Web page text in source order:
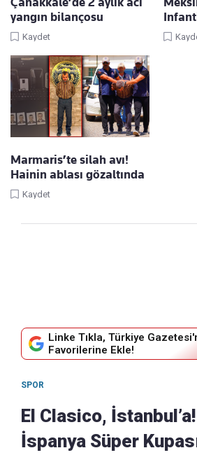
yangın bilançosu
Kaydet
Marmaris’te silah avı!
Hainin ablası gözaltında
Kaydet
Linke Tıkla, Türkiye
Favorilerine Ekle!
SPOR
El Clasico,
İspanya Süper